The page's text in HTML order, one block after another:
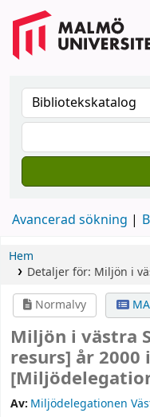
Avancerad sökning
Hem
Detaljer för: Miljön i
Normalvy
Miljön i västra
resurs] år 2000
Av: Miljödelegationen